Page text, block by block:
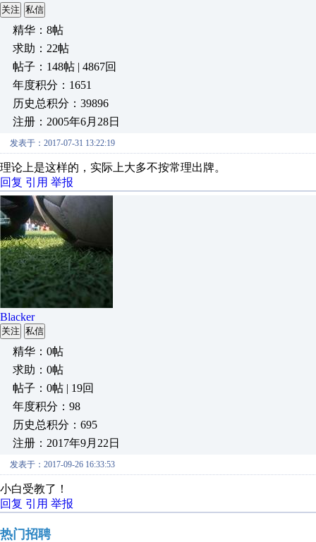
关注 私信
精华：8帖
求助：22帖
帖子：148帖 | 4867回
年度积分：1651
历史总积分：39896
注册：2005年6月28日
发表于：2017-07-31 13:22:19
理论上是这样的，实际上大多不按常理出牌。
回复 引用 举报
Blacker
关注 私信
精华：0帖
求助：0帖
帖子：0帖 | 19回
年度积分：98
历史总积分：695
注册：2017年9月22日
发表于：2017-09-26 16:33:53
小白受教了！
回复 引用 举报
热门招聘